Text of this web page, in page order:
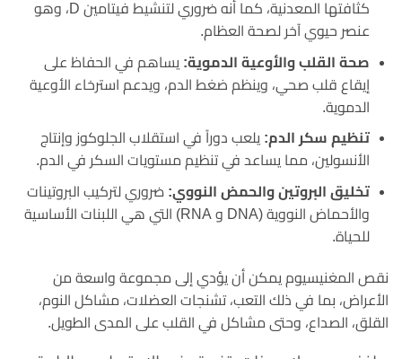
كثافتها المعدنية، كما أنه ضروري لتنشيط فيتامين D، وهو
عنصر حيوي آخر لصحة العظام.
صحة القلب والأوعية الدموية: يساهم في الحفاظ على
إيقاع قلب صحي، وينظم ضغط الدم، ويدعم استرخاء الأوعية
الدموية.
تنظيم سكر الدم: يلعب دوراً في استقلاب الجلوكوز وإنتاج
الأنسولين، مما يساعد في تنظيم مستويات السكر في الدم.
تخليق البروتين والحمض النووي: ضروري لتركيب البروتينات
والأحماض النووية (DNA و RNA) التي هي اللبنات الأساسية
للحياة.
نقص المغنيسيوم يمكن أن يؤدي إلى مجموعة واسعة من
الأعراض، بما في ذلك التعب، تشنجات العضلات، مشاكل النوم،
القلق، الصداع، وحتى مشاكل في القلب على المدى الطويل.